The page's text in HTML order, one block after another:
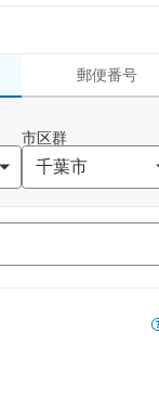
郵便番号
市区群